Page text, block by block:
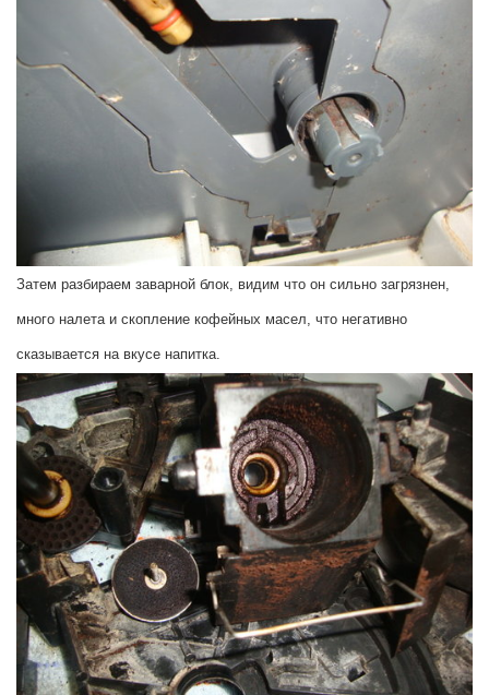
Затем разбираем заварной блок, видим что он сильно загрязнен,
много налета и скопление кофейных масел, что негативно
сказывается на вкусе напитка.